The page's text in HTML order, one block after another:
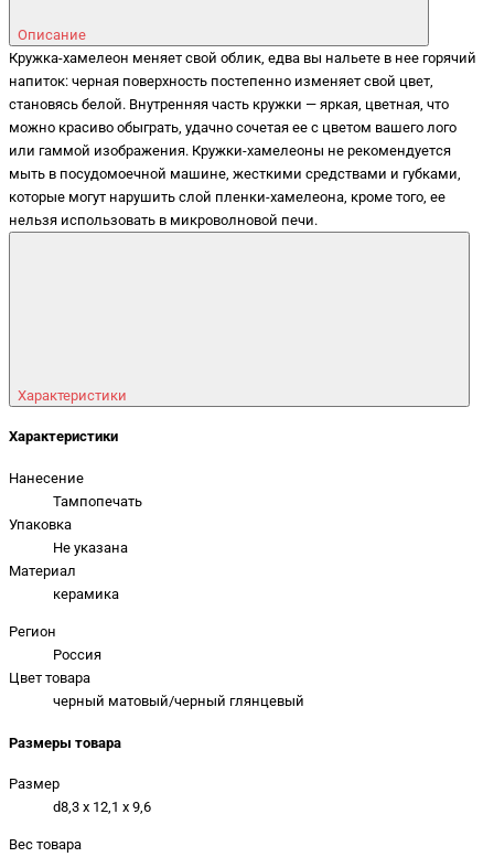
Описание
Кружка-хамелеон меняет свой облик, едва вы нальете в нее горячий
напиток: черная поверхность постепенно изменяет свой цвет,
становясь белой. Внутренняя часть кружки — яркая, цветная, что
можно красиво обыграть, удачно сочетая ее с цветом вашего лого
или гаммой изображения. Кружки-хамелеоны не рекомендуется
мыть в посудомоечной машине, жесткими средствами и губками,
которые могут нарушить слой пленки-хамелеона, кроме того, ее
нельзя использовать в микроволновой печи.
Характеристики
Характеристики
Нанесение
Тампопечать
Упаковка
Не указана
Материал
керамика
Регион
Россия
Цвет товара
черный матовый/черный глянцевый
Размеры товара
Размер
d8,3 х 12,1 х 9,6
Вес товара